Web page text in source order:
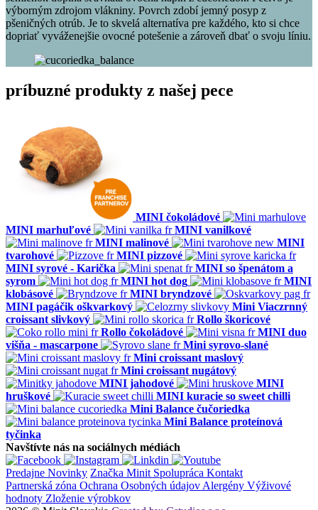
výborným zdrojom vlákniny. Povrch zdobí jemný posyp z
pšeničných otrúb. Je to skvelá alternatíva pre každého, kto si chce
dopriať vyváženejšie ovocné potešenie a zároveň dbať o svoju líniu.
príbuzné produkty z našej pece
MINI čokoládové
MINI marhuľové
MINI vanilkové
MINI malinové
MINI
tvarohové
MINI pizzové
MINI syrové - Karička
MINI so špenátom a
syrom
MINI hot dog
MINI
klobásové
MINI bryndzové
MINI pagáčik oškvarkový
Mini Viaczrnný
croissant slivkový
Rollo škoricové
Rollo čokoládové
MINI duo
višňa - mascarpone
Mini syrovo-slané
Mini croissant maslový
Mini croissant nugátový
MINI jahodové
MINI
hruškové
MINI kuracie so sweet chilli
Mini Balance čučoriedka
Mini Balance proteínová
tyčinka
Navštívte nás na sociálnych médiách
Predajne Novinky Značka Minit Spolupráca Kontakt
Partnerská zóna Ochrana Osobných údajov Alergény Výživové
hodnoty Zloženie výrobkov